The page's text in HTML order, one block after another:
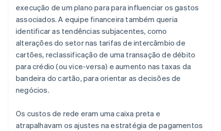
execução de um plano para para influenciar os gastos
associados. A equipe financeira também queria
identificar as tendências subjacentes, como
alterações do setor nas tarifas de intercâmbio de
cartões, reclassificação de uma transação de débito
para crédio (ou vice-versa) e aumento nas taxas da
bandeira do cartão, para orientar as decisões de
negócios.
Os custos de rede eram uma caixa preta e
atrapalhavam os ajustes na estratégia de pagamentos